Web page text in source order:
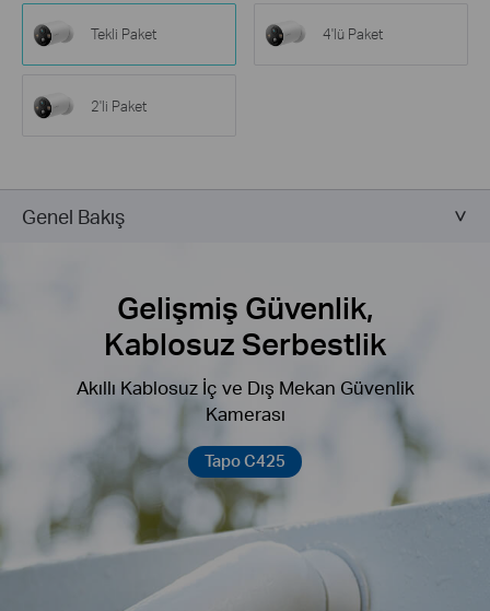
Tekli Paket 4'lü Paket
2'li Paket
Genel Bakış
Gelişmiş Güvenlik,
Kablosuz Serbestlik
Akıllı Kablosuz İç ve Dış Mekan Güvenlik
Kamerası
Tapo C425